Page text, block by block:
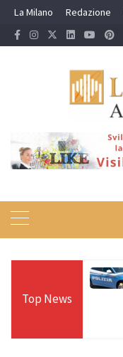
Skip
content
La Milano Redazione
Top News
ore sulle Alpi:
Cervino e